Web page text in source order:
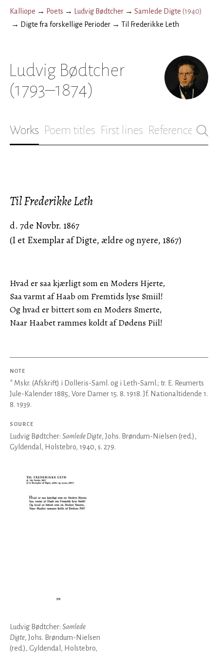
Kalliope → Poets → Ludvig Bødtcher → Samlede Digte (1940)
→ Digte fra forskellige Perioder → Til Frederikke Leth
Ludvig Bødtcher
(1793–1874)
Works Poem titles First lines References
Til Frederikke Leth
d. 7de Novbr. 1867
(I et Exemplar af Digte, ældre og nyere, 1867)
Hvad er saa kjærligt som en Moders Hjerte,
Saa varmt af Haab om Fremtids lyse Smiil!
Og hvad er bittert som en Moders Smerte,
Naar Haabet rammes koldt af Dødens Piil!
NOTE
* Mskr. (Afskrift) i Dolleris-Saml. og i Leth-Saml.; tr. E. Reumerts
Jule-Kalender 1885, Vore Damer 15. 8. 1918. Jf. Nationaltidende 1.
8. 1939.
SOURCE
Ludvig Bødtcher: Samlede Digte, Johs. Brøndum-Nielsen (red.),
Gyldendal, Holstebro, 1940, s. 279.
Ludvig Bødtcher: Samlede
Digte, Johs. Brøndum-Nielsen
(red.), Gyldendal, Holstebro,